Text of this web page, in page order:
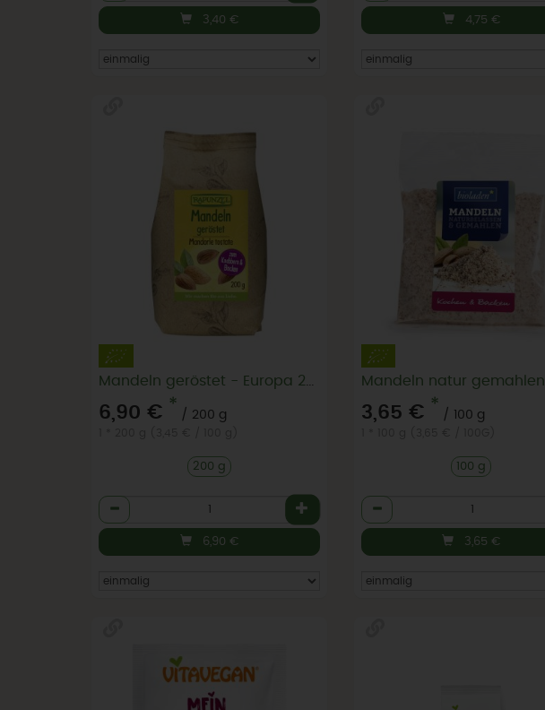
3,40 € 4,75 €
6,90 € *
/ 200 g
200 g
Anzahl
6,90 €
Mandeln natur gemahlen
3,65 € *
/ 100 g
100 g
Anzahl
3,65 €